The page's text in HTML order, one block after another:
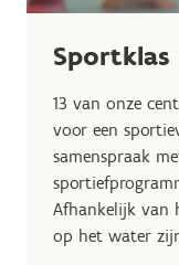
Sportklas
13 van onze
voor een
samenspraak
Afhankelijk van
op het water